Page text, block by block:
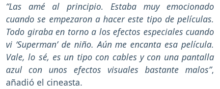
“Las amé al principio. Estaba muy emocionado
cuando se empezaron a hacer este tipo de películas.
Todo giraba en torno a los efectos especiales cuando
vi ‘Superman’ de niño. Aún me encanta esa película.
Vale, lo sé, es un tipo con cables y con una pantalla
azul con unos efectos visuales bastante malos”,
añadió el cineasta.